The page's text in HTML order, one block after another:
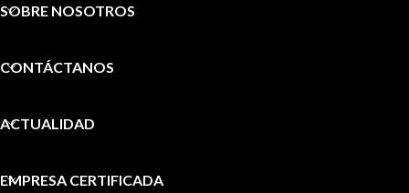
SOBRE NOSOTROS
CONTÁCTANOS
ACTUALIDAD
EMPRESA CERTIFICADA